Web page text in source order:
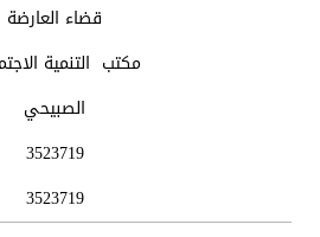
قضاء العارضة
مكتب التنمية
الصبيحي
3523719
3523719